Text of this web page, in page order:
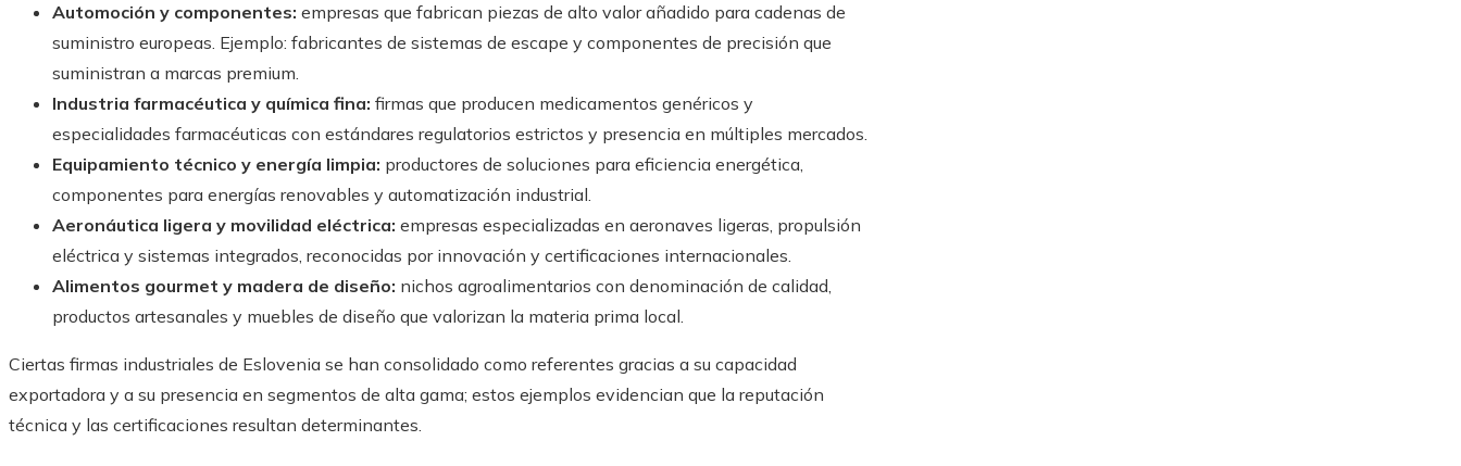
Automoción y componentes: empresas que fabrican piezas de alto valor añadido para cadenas de
suministro europeas. Ejemplo: fabricantes de sistemas de escape y componentes de precisión que
suministran a marcas premium.
Industria farmacéutica y química fina: firmas que producen medicamentos genéricos y
especialidades farmacéuticas con estándares regulatorios estrictos y presencia en múltiples mercados.
Equipamiento técnico y energía limpia: productores de soluciones para eficiencia energética,
componentes para energías renovables y automatización industrial.
Aeronáutica ligera y movilidad eléctrica: empresas especializadas en aeronaves ligeras, propulsión
eléctrica y sistemas integrados, reconocidas por innovación y certificaciones internacionales.
Alimentos gourmet y madera de diseño: nichos agroalimentarios con denominación de calidad,
productos artesanales y muebles de diseño que valorizan la materia prima local.
Ciertas firmas industriales de Eslovenia se han consolidado como referentes gracias a su capacidad
exportadora y a su presencia en segmentos de alta gama; estos ejemplos evidencian que la reputación
técnica y las certificaciones resultan determinantes.